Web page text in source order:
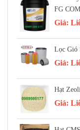
FG
Giá:
Lọc Gió
Giá:
Hạt
Giá: